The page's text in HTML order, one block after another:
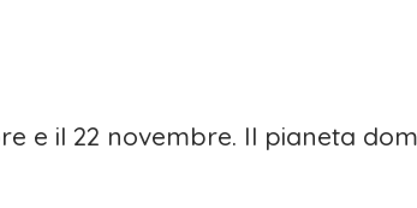
e il 22 novembre. Il pianeta